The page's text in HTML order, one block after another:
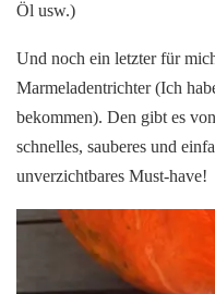
Öl usw.)
Und noch ein letzter für
Marmeladentrichter (Ich
bekommen). Den gibt es
schnelles, sauberes und
unverzichtbares Must-have!